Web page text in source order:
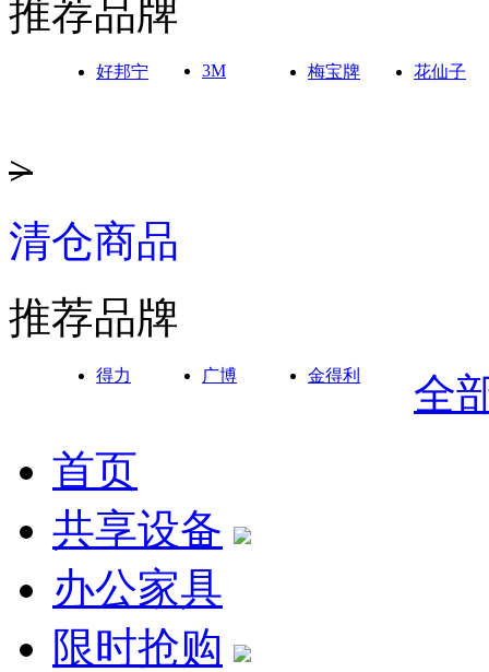
推荐品牌
好邦宁 3M 梅宝牌 花仙子
>
清仓商品
推荐品牌
得力 广博 金得利
全
首页
共享设备
办公家具
限时抢购